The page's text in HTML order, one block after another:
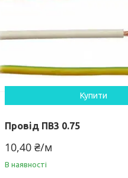
Купити
Провід ПВ3 0.75
10,40 ₴/м
В наявності